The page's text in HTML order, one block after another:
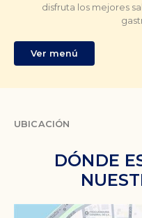
disfruta los mejores
Ver menú
UBICACIÓN
DÓNDE